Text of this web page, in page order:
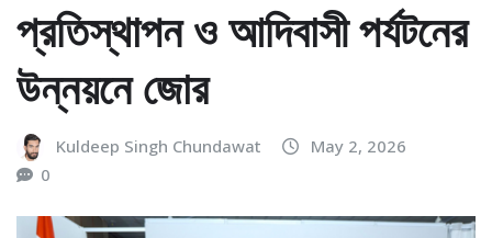
প্রতিস্থাপন ও আদিবাসী পর্যটনের
উন্নয়নে জোর
Kuldeep Singh Chundawat
May 2, 2026
0